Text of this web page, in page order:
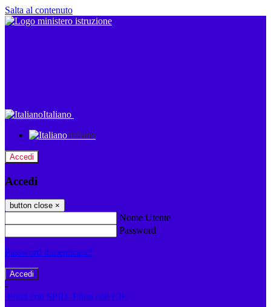
Salta al contenuto
Italiano
Italiano
Accedi
Accedi
button close ×
Nome Utente
Password
Password dimenticata?
-
Entra con SPID Entra con CIE